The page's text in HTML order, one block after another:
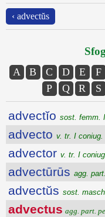
‹ advectŭs
A B C D E F
P
Q R S
advectĭo sost. femm.
advecto v. tr. I coniug.
advector v. tr. I
advectūrūs agg.
advectŭs sost.
advectus agg. part.